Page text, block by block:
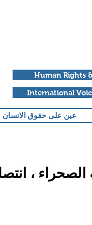
Human Rights
International
عين على حقوق الانسان
الصحراء ،